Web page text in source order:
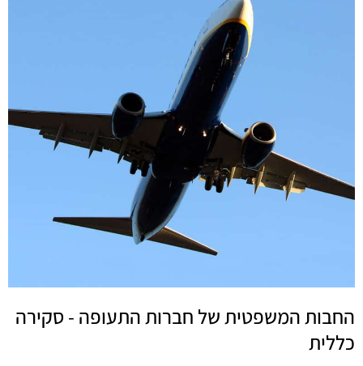
החבות המשפטית של חברות התעופה - סקירה
כללית